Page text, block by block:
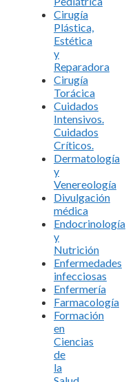
Cirugía
Plástica,
Estética
y
Reparadora
Cirugía
Torácica
Cuidados
Intensivos.
Cuidados
Críticos.
Dermatología
y
Venereología
Divulgación
médica
Endocrinología
y
Nutrición
Enfermedades
infecciosas
Enfermería
Farmacología
Formación
en
Ciencias
de
la